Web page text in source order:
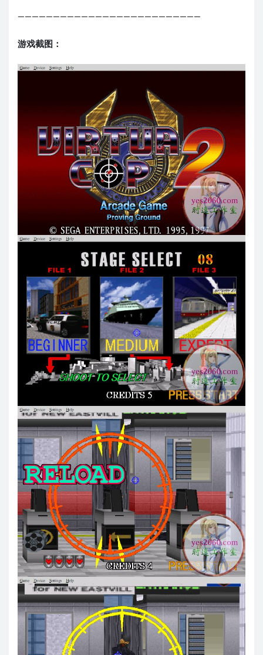
——————————————————————————
游戏截图：